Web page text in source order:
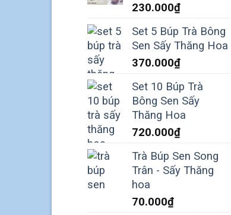
230.000₫
Set 5 Búp Trà Bông
Sen Sấy Thăng Hoa
370.000₫
Set 10 Búp Trà
Bông Sen Sấy
Thăng Hoa
720.000₫
Trà Búp Sen Song
Trân - Sấy Thăng
hoa
70.000₫